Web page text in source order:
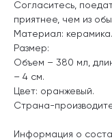
Согласитесь,
приятнее, чем из
Материал: керамика.
Размер:
Объем – 380 мл,
– 4 см.
Цвет: оранжевый.
Страна-
Информация о